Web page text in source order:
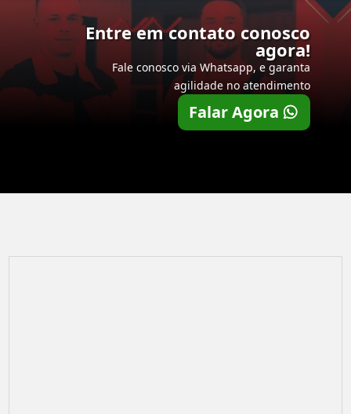
Entre em contato conosco
agora!
Fale conosco via Whatsapp, e garanta
agilidade no atendimento
Falar Agora